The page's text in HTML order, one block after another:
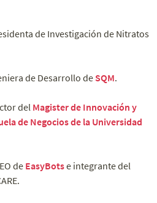
de Investigación de Nitratos
de Desarrollo de SQM.
del Magister de Innovación y
de Negocios de la Universidad
de EasyBotse integrante del